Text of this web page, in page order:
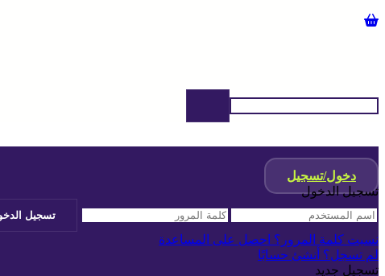
دخول/تسجيل
تسجيل الدخول
نسيت كلمة المرور؟ احصل على المساعدة
لم تسجل؟ أنشئ حسابًا
تسجيل جديد